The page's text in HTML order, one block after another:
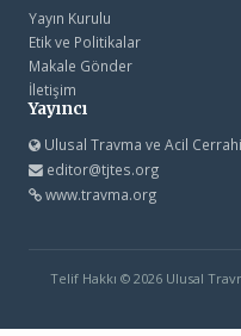
Yayın Kurulu
Etik ve Politikalar
Makale Gönder
İletişim
Yayıncı
Ulusal Travma ve Acil
editor@tjtes.org
www.travma.org
Telif Hakkı © 2026 Ulusal